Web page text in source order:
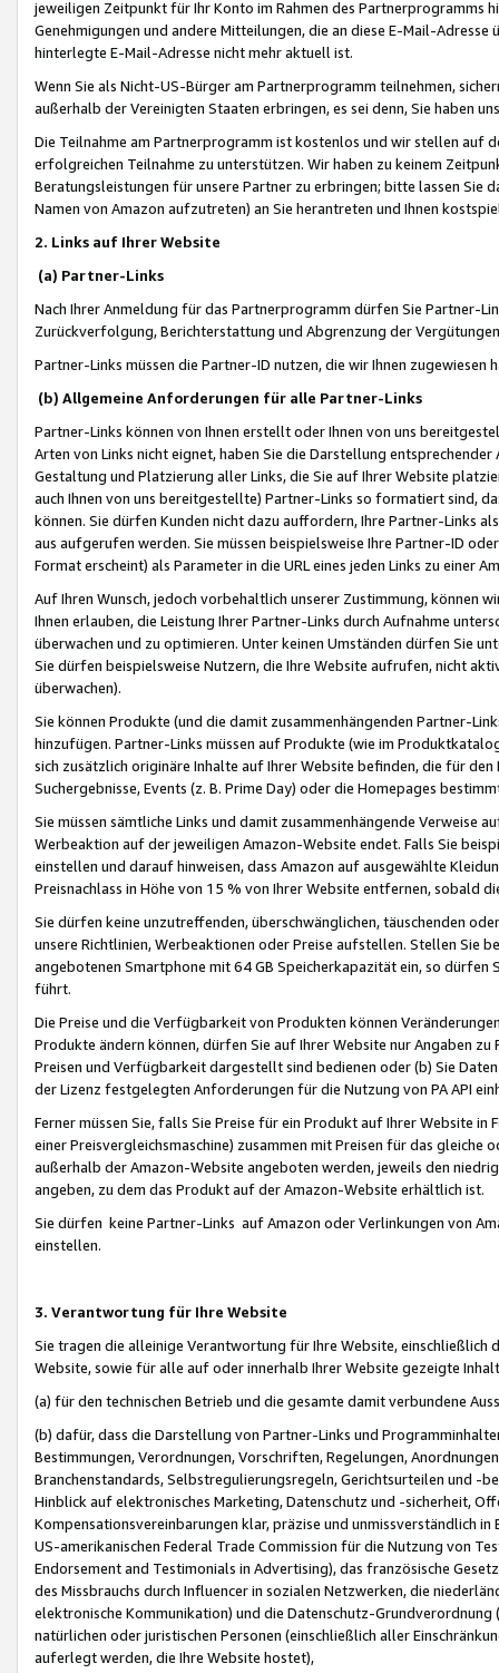
jeweiligen Zeitpunkt für Ihr Konto im Rahmen des Partnerprogramms
Genehmigungen und andere Mitteilungen, die an diese E-Mail-
hinterlegte E-Mail-Adresse nicht mehr aktuell ist.
Wenn Sie als Nicht-US-Bürger am Partnerprogramm teilnehmen,
außerhalb der Vereinigten Staaten erbringen, es sei denn, Sie haben
Die Teilnahme am Partnerprogramm ist kostenlos und wir stellen auf
erfolgreichen Teilnahme zu unterstützen. Wir haben zu keinem
Beratungsleistungen für unsere Partner zu erbringen; bitte lassen Sie
Namen von Amazon aufzutreten) an Sie herantreten und Ihnen
2. Links auf Ihrer Website
(a) Partner-Links
Nach Ihrer Anmeldung für das Partnerprogramm dürfen Sie Partner-
Zurückverfolgung, Berichterstattung und Abgrenzung der
Partner-Links müssen die Partner-ID nutzen, die wir Ihnen zugewiesen
(b) Allgemeine Anforderungen für alle Partner-Links
Partner-Links können von Ihnen erstellt oder Ihnen von uns
Arten von Links nicht eignet, haben Sie die Darstellung
Gestaltung und Platzierung aller Links, die Sie auf Ihrer Website
auch Ihnen von uns bereitgestellte) Partner-Links so formatiert sind,
können. Sie dürfen Kunden nicht dazu auffordern, Ihre Partner-Links
aus aufgerufen werden. Sie müssen beispielsweise Ihre Partner-ID
Format erscheint) als Parameter in die URL eines jeden Links zu einer
Auf Ihren Wunsch, jedoch vorbehaltlich unserer Zustimmung, können
Ihnen erlauben, die Leistung Ihrer Partner-Links durch Aufnahme
überwachen und zu optimieren. Unter keinen Umständen dürfen Sie
Sie dürfen beispielsweise Nutzern, die Ihre Website aufrufen, nicht
überwachen).
Sie können Produkte (und die damit zusammenhängenden Partner-
hinzufügen. Partner-Links müssen auf Produkte (wie im
sich zusätzlich originäre Inhalte auf Ihrer Website befinden, die für
Suchergebnisse, Events (z. B. Prime Day) oder die Homepages
Sie müssen sämtliche Links und damit zusammenhängende
Werbeaktion auf der jeweiligen Amazon-Website endet. Falls Sie
einstellen und darauf hinweisen, dass Amazon auf ausgewählte
Preisnachlass in Höhe von 15 % von Ihrer Website entfernen, sobald
Sie dürfen keine unzutreffenden, überschwänglichen, täuschenden
unsere Richtlinien, Werbeaktionen oder Preise aufstellen. Stellen Sie
angebotenen Smartphone mit 64 GB Speicherkapazität ein, so dürfen
führt.
Die Preise und die Verfügbarkeit von Produkten können
Produkte ändern können, dürfen Sie auf Ihrer Website nur Angaben
Preisen und Verfügbarkeit dargestellt sind bedienen oder (b) Sie
der Lizenz festgelegten Anforderungen für die Nutzung von PA API
Ferner müssen Sie, falls Sie Preise für ein Produkt auf Ihrer Website
einer Preisvergleichsmaschine) zusammen mit Preisen für das
außerhalb der Amazon-Website angeboten werden, jeweils den
angeben, zu dem das Produkt auf der Amazon-Website erhältlich ist.
Sie dürfen keine Partner-Links auf Amazon oder Verlinkungen von
einstellen.
3. Verantwortung für Ihre Website
Sie tragen die alleinige Verantwortung für Ihre Website,
Website, sowie für alle auf oder innerhalb Ihrer Website gezeigte
(a) für den technischen Betrieb und die gesamte damit verbundene
(b) dafür, dass die Darstellung von Partner-Links und
Bestimmungen, Verordnungen, Vorschriften, Regelungen,
Branchenstandards, Selbstregulierungsregeln, Gerichtsurteilen und -
Hinblick auf elektronisches Marketing, Datenschutz und -sicherheit,
Kompensationsvereinbarungen klar, präzise und unmissverständlich
US-amerikanischen Federal Trade Commission für die Nutzung von
Endorsement and Testimonials in Advertising), das französische
des Missbrauchs durch Influencer in sozialen Netzwerken, die
elektronische Kommunikation) und die Datenschutz-
natürlichen oder juristischen Personen (einschließlich aller
auferlegt werden, die Ihre Website hostet),